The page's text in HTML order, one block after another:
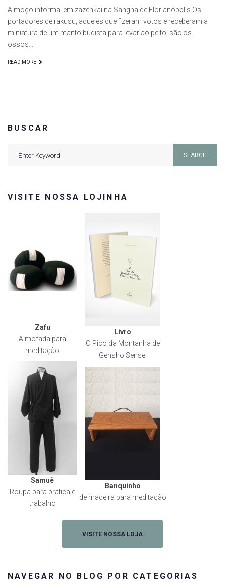
Almoço informal em zazenkai na Sangha de Florianópolis.Os
portadores de rakusu, aqueles que fizeram votos e receberam a
miniatura de um manto budista para levar ao peito, são os
ossos…
READ MORE
BUSCAR
SEARCH
VISITE NOSSA LOJINHA
Zafu
Almofada para
meditação
Livro
O Pico da Montanha de
Gensho Sensei
Samuê
Roupa para prática e
trabalho
Banquinho
de madeira para meditação
VISITE NOSSA LOJA
NAVEGAR NO BLOG POR CATEGORIAS